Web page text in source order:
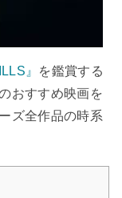
』 を鑑賞する
おすすめ映画を
ズ全作品の時系